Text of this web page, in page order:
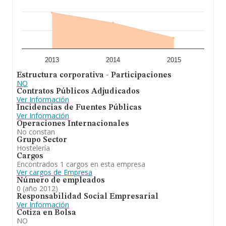
2013 2014 2015
Estructura corporativa - Participaciones
NO
Contratos Públicos Adjudicados
Ver Información
Incidencias de Fuentes Públicas
Ver Información
Operaciones Internacionales
No constan
Grupo Sector
Hostelería
Cargos
Encontrados 1 cargos en esta empresa
Ver cargos de Empresa
Número de empleados
0 (año 2012)
Responsabilidad Social Empresarial
Ver Información
Cotiza en Bolsa
NO